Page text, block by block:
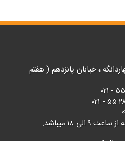
، خیابان پانزدهم ( هفتم
۱۸ میباشد.